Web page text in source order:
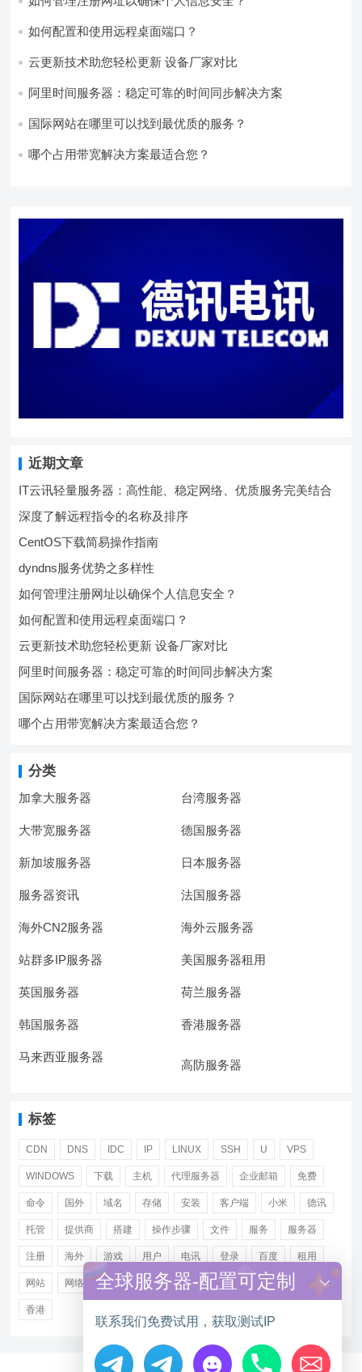
如何配置和使用远程桌面端口？
云更新技术助您轻松更新 设备厂家对比
阿里时间服务器：稳定可靠的时间同步解决方案
国际网站在哪里可以找到最优质的服务？
哪个占用带宽解决方案最适合您？
近期文章
IT云讯轻量服务器：高性能、稳定网络、优质服务完美结合
深度了解远程指令的名称及排序
CentOS下载简易操作指南
dyndns服务优势之多样性
如何管理注册网址以确保个人信息安全？
如何配置和使用远程桌面端口？
云更新技术助您轻松更新 设备厂家对比
阿里时间服务器：稳定可靠的时间同步解决方案
国际网站在哪里可以找到最优质的服务？
哪个占用带宽解决方案最适合您？
分类
加拿大服务器 台湾服务器
大带宽服务器 德国服务器
新加坡服务器 日本服务器
服务器资讯 法国服务器
海外CN2服务器 海外云服务器
站群多IP服务器 美国服务器租用
英国服务器 荷兰服务器
韩国服务器 香港服务器
马来西亚服务器
高防服务器
标签
CDN DNS IDC IP LINUX SSH U VPS
WINDOWS 下载 主机 代理服务器 企业邮箱 免费
命令 国外 域名 存储 安装 客户端 小米 德讯
托管 提供商 搭建 操作步骤 文件 服务 服务器
注册 海外 游戏 用户 电讯 登录 百度 租用
网站 网络 腾讯 虚拟主机 证书 配置 阿里
香港
全球服务器-配置可定制
联系我们免费试用，获取测试IP